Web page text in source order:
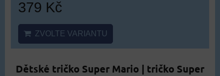
379 Kč
ZVOLTE VARIANTU
Dětské tričko Super Mario | tričko Super